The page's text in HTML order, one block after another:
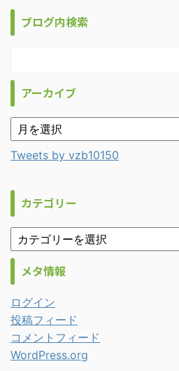
ブログ内検索
アーカイブ
Tweets by vzb10150
カテゴリー
メタ情報
ログイン
投稿フィード
コメントフィード
WordPress.org